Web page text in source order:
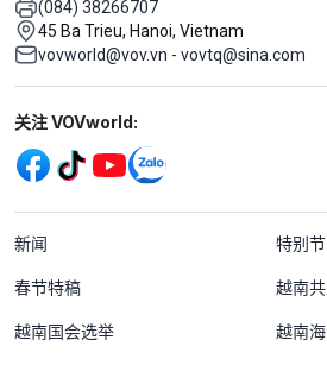
(084) 38266707
45 Ba Trieu, Hanoi, Vietnam
vovworld@vov.vn - vovtq@sina.com
Mạng xã hội
关注 VOVworld:
Menu footer tiếng
新闻 特别节
春节特稿 越南
越南国会选举 越南